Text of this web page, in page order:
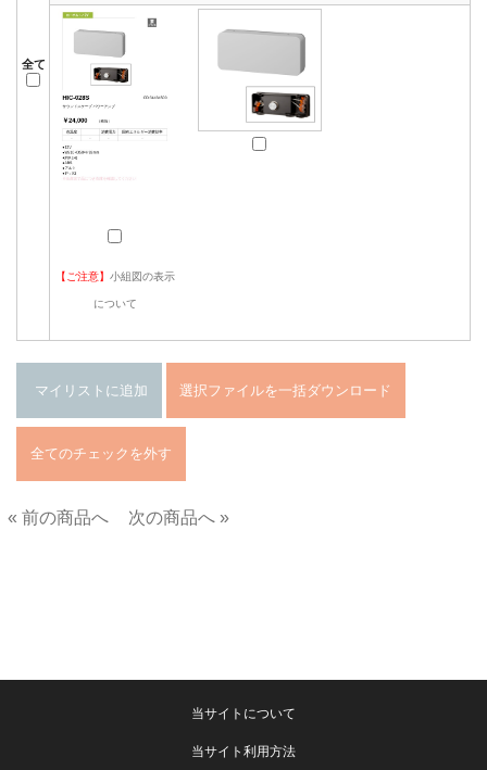
全て
【ご注意】 小組図の表示
について
« 前の商品へ
次の商品へ »
当サイトについて
当サイト利用方法